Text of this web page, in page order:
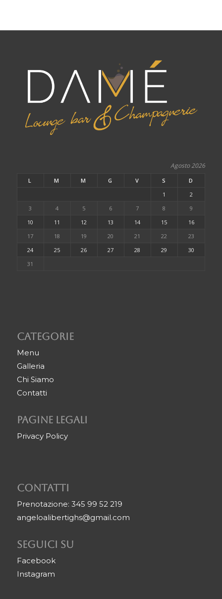
Agosto 2026
L M M G V S
D
1
2
3
4 5 6 7 8
9
10
11 12 13 14 15
16
17
18 19 20 21 22
23
24
25 26 27 28 29
30
31
Categorie
Menu
Galleria
Chi Siamo
Contatti
Pagine legali
Privacy Policy
Contatti
Prenotazione: 345 99 52 219
angeloalibertighs@gmail.com
Seguici su
Facebook
Instagram